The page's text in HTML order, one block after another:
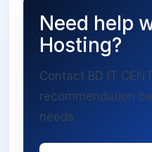
Need help
Hosting?
Contact BD IT
recommendation
needs.